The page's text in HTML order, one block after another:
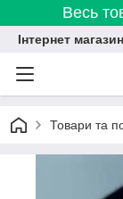
Весь
Інтернет
Товари та